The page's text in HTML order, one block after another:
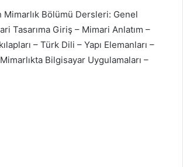
Mimarlık Bölümü Dersleri: Genel
Tasarıma Giriş – Mimari Anlatım –
– Türk Dili – Yapı Elemanları –
Bilgisayar Uygulamaları –